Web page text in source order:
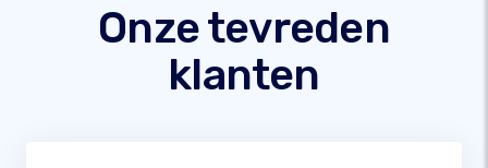
Onze tevreden
klanten